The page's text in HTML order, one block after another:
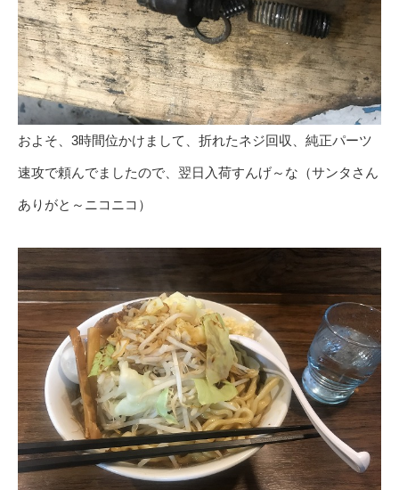
およそ、3時間位かけまして、折れたネジ回収、純正パーツ
速攻で頼んでましたので、翌日入荷すんげ～な（サンタさん
ありがと～ニコニコ）